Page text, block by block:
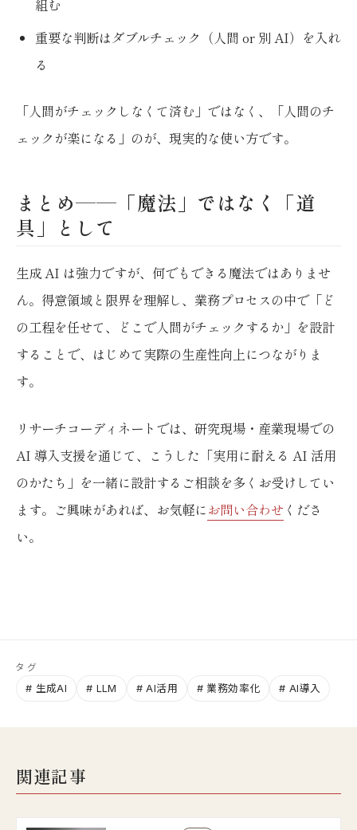
組む
重要な判断はダブルチェック（人間 or 別 AI）を入れ
る
「人間がチェックしなくて済む」ではなく、「人間のチ
ェックが楽になる」のが、現実的な使い方です。
まとめ——「魔法」ではなく「道
具」として
生成 AI は強力ですが、何でもできる魔法ではありませ
ん。得意領域と限界を理解し、業務プロセスの中で「ど
の工程を任せて、どこで人間がチェックするか」を設計
することで、はじめて実際の生産性向上につながりま
す。
リサーチコーディネートでは、研究現場・産業現場での
AI 導入支援を通じて、こうした「実用に耐える AI 活用
のかたち」を一緒に設計するご相談を多くお受けしてい
ます。ご興味があれば、お気軽にお問い合わせ くださ
い。
タグ
# 生成AI # LLM # AI活用 # 業務効率化 # AI導入
関連記事